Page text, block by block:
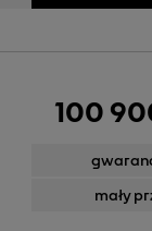
100
mały